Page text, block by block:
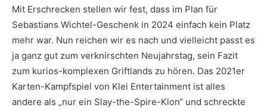
Mit Erschrecken stellen wir fest, dass im Plan für
Sebastians Wichtel-Geschenk in 2024 einfach kein Platz
mehr war. Nun reichen wir es nach und vielleicht passt es
ja ganz gut zum verknirschten Neujahrstag, sein Fazit
zum kurios-komplexen Griftlands zu hören. Das 2021er
Karten-Kampfspiel von Klei Entertainment ist alles
andere als „nur ein Slay-the-Spire-Klon“ und schreckte